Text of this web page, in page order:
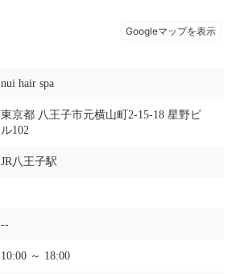
nui hair spa
東京都 八王子市元横山町2-15-18 星野ビ
ル102
JR八王子駅
--
10:00 ～ 18:00